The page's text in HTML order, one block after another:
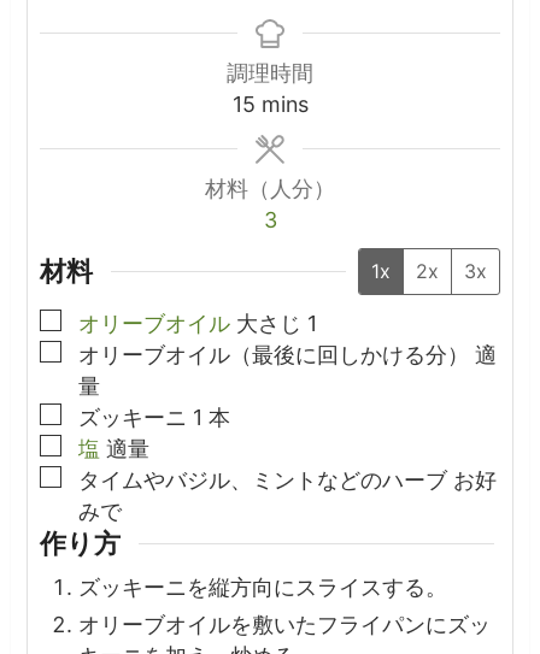
調理時間
15minutes
mins
材料（人分）
3
材料 1x 2x 3x
▢
オリーブオイル 大さじ 1
▢
オリーブオイル（最後に回しかける分）
適
量
▢
ズッキーニ 1 本
▢
塩 適量
▢
タイムやバジル、ミントなどのハーブ お好
みで
作り方
ズッキーニを縦方向にスライスする。
オリーブオイルを敷いたフライパンにズッ